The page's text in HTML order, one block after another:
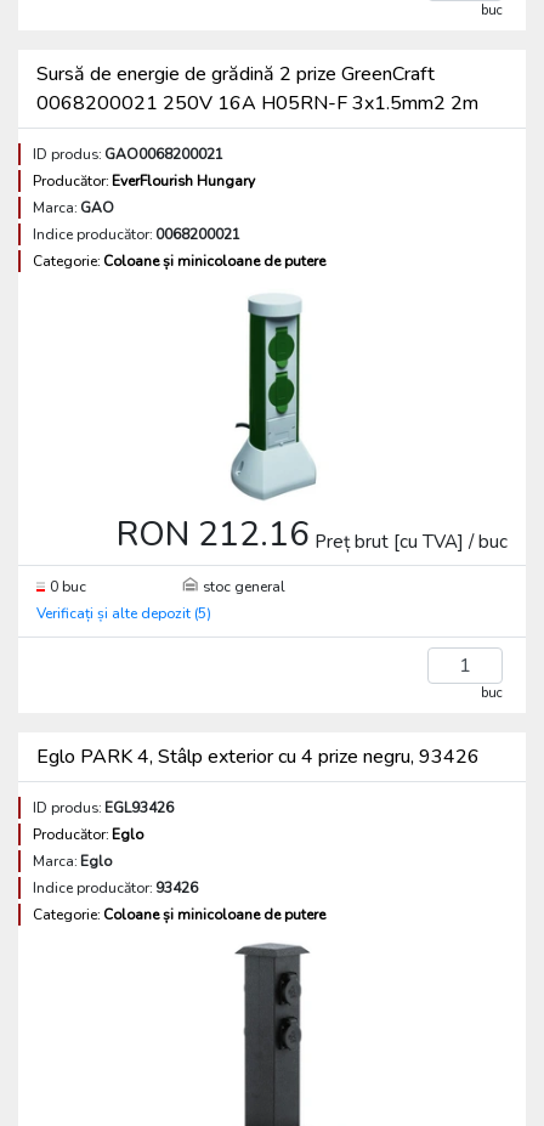
buc
Sursă de energie de grădină 2 prize GreenCraft
0068200021 250V 16A H05RN-F 3x1.5mm2 2m
ID produs: GAO0068200021
Producător:EverFlourish Hungary
Marca: GAO
Indice producător: 0068200021
Categorie: Coloane și minicoloane de putere
RON 212.16 Preț brut [cu TVA] / buc
0 buc
stoc general
Verificați și alte depozit (5)
buc
Eglo PARK 4, Stâlp exterior cu 4 prize negru, 93426
ID produs:EGL93426
Producător:Eglo
Marca:Eglo
Indice producător: 93426
Categorie: Coloane și minicoloane de putere